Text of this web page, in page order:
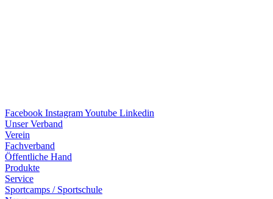
Facebook InstagramYoutube Linkedin
Unser Verband
Verein
Fach­ver­band
Öffent­li­che Hand
Produkte
Service
Sport­camps / Sportschule